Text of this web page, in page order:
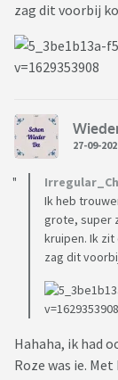
zag dit voorbij
27-09-
Ik heb
grote, super
kruipen. Ik
zag dit
Hahaha, ik had
Roze was ie.